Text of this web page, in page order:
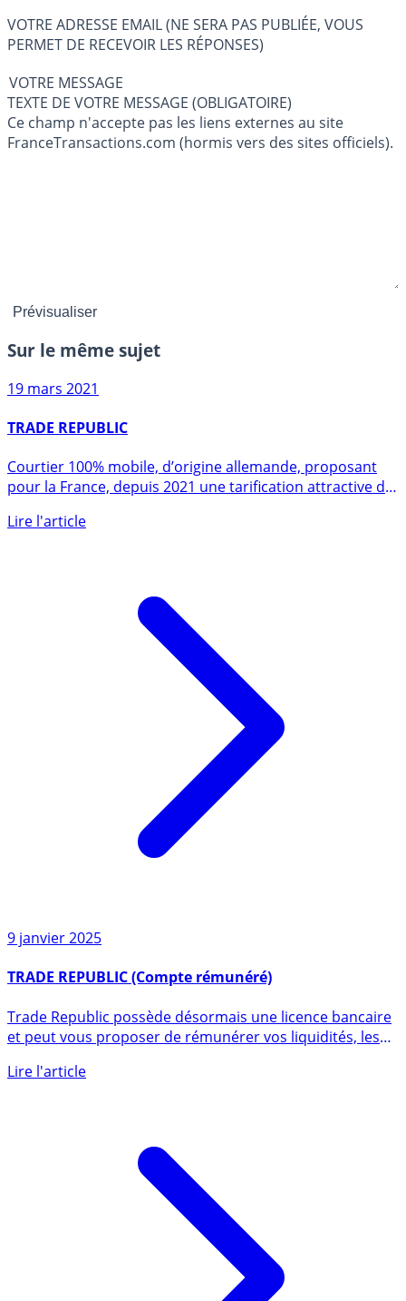
VOTRE ADRESSE EMAIL (NE SERA PAS PUBLIÉE, VOUS
PERMET DE RECEVOIR LES RÉPONSES)
VOTRE MESSAGE
TEXTE DE VOTRE MESSAGE (OBLIGATOIRE)
Ce champ n'accepte pas les liens externes au site
FranceTransactions.com (hormis vers des sites officiels).
Sur le même sujet
19 mars 2021
TRADE REPUBLIC
pour la France, depuis 2021 une tarification attractive de
9 janvier 2025
TRADE REPUBLIC (Compte rémunéré)
Trade Republic possède désormais une licence bancaire
et peut vous proposer de rémunérer vos liquidités, les